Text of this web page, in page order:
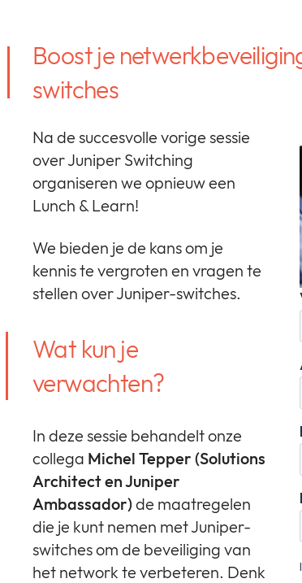
Boost je
switches
Na de succesvolle vorige sessie
over Juniper Switching
organiseren we opnieuw een
Lunch & Learn!
We bieden je de kans om je
kennis te vergroten en vragen te
stellen over Juniper-switches.
Wat kun je
verwachten?
In deze sessie behandelt onze
collega Michel Tepper (Solutions
Architect en Juniper
Ambassador)de maatregelen
die je kunt nemen met Juniper-
switches om de beveiliging van
het network te verbeteren. Denk